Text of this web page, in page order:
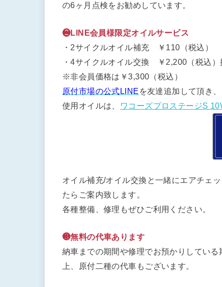
の6ヶ月点検をお勧めしています。
❷LINE会員様限定オイルサービス
・2サイクルオイル補充 ￥110（税込）
・4サイクルオイル交換 ￥2,200（税込
※非会員価格は￥3,300（税込）
原付市場の公式LINE を友達追加して頂き
使用オイルは、
ワコーズプロステージS
オイル補充/オイル交換と一緒にエアチェ
たらご案内致します。
各種整備、修理もぜひご利用ください。
❸無料の代車あります
納車までの期間や修理でお預かりしてい
上、原付二種の代車もございます。